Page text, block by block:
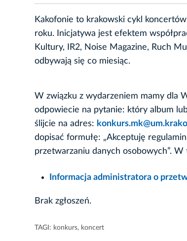
Kakofonie to krakowski cykl
roku. Inicjatywa jest efektem
Kultury, IR2, Noise Magazine, Ruch
odbywają się co miesiąc.
W związku z wydarzeniem mamy dla
odpowiecie na pytanie: który album
ślijcie na adres:
dopisać formułę: „Akceptuję
przetwarzaniu danych osobowych”.
Informacja administratora o
Brak zgłoszeń.
TAGI: konkurs, koncert